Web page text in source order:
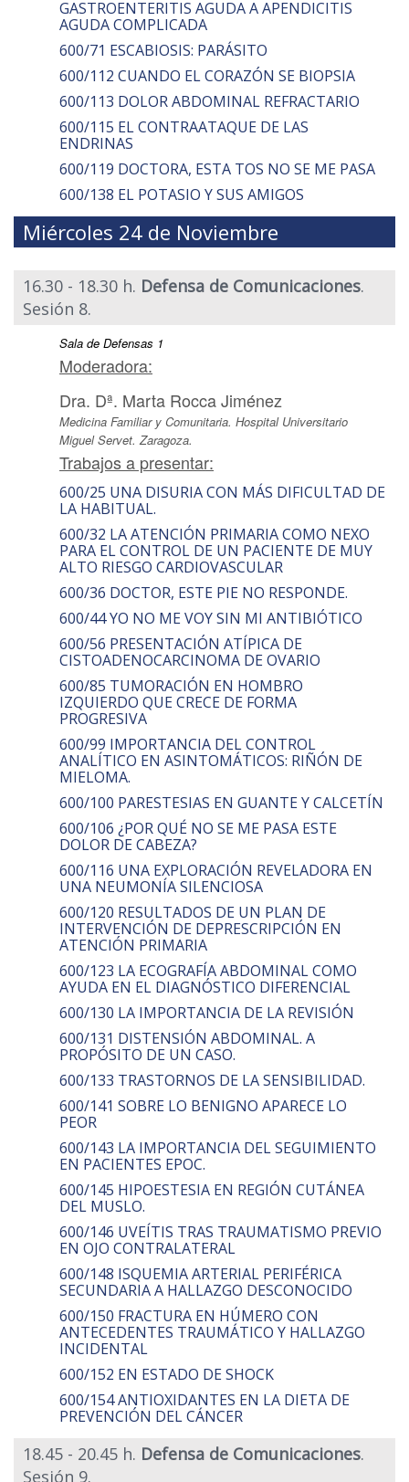
GASTROENTERITIS AGUDA A APENDICITIS
AGUDA COMPLICADA
600/71 ESCABIOSIS: PARÁSITO
600/112 CUANDO EL CORAZÓN SE BIOPSIA
600/113 DOLOR ABDOMINAL REFRACTARIO
600/115 EL CONTRAATAQUE DE LAS
ENDRINAS
600/119 DOCTORA, ESTA TOS NO SE ME PASA
600/138 EL POTASIO Y SUS AMIGOS
Miércoles 24 de Noviembre
16.30 - 18.30 h. Defensa de Comunicaciones.
Sesión 8.
Sala de Defensas 1
Moderadora:
Dra. Dª. Marta Rocca Jiménez
Medicina Familiar y Comunitaria. Hospital Universitario
Miguel Servet. Zaragoza.
Trabajos a presentar:
600/25 UNA DISURIA CON MÁS DIFICULTAD DE
LA HABITUAL.
600/32 LA ATENCIÓN PRIMARIA COMO NEXO
PARA EL CONTROL DE UN PACIENTE DE MUY
ALTO RIESGO CARDIOVASCULAR
600/36 DOCTOR, ESTE PIE NO RESPONDE.
600/44 YO NO ME VOY SIN MI ANTIBIÓTICO
600/56 PRESENTACIÓN ATÍPICA DE
CISTOADENOCARCINOMA DE OVARIO
600/85 TUMORACIÓN EN HOMBRO
IZQUIERDO QUE CRECE DE FORMA
PROGRESIVA
600/99 IMPORTANCIA DEL CONTROL
ANALÍTICO EN ASINTOMÁTICOS: RIÑÓN DE
MIELOMA.
600/100 PARESTESIAS EN GUANTE Y CALCETÍN
600/106 ¿POR QUÉ NO SE ME PASA ESTE
DOLOR DE CABEZA?
600/116 UNA EXPLORACIÓN REVELADORA EN
UNA NEUMONÍA SILENCIOSA
600/120 RESULTADOS DE UN PLAN DE
INTERVENCIÓN DE DEPRESCRIPCIÓN EN
ATENCIÓN PRIMARIA
600/123 LA ECOGRAFÍA ABDOMINAL COMO
AYUDA EN EL DIAGNÓSTICO DIFERENCIAL
600/130 LA IMPORTANCIA DE LA REVISIÓN
600/131 DISTENSIÓN ABDOMINAL. A
PROPÓSITO DE UN CASO.
600/133 TRASTORNOS DE LA SENSIBILIDAD.
600/141 SOBRE LO BENIGNO APARECE LO
PEOR
600/143 LA IMPORTANCIA DEL SEGUIMIENTO
EN PACIENTES EPOC.
600/145 HIPOESTESIA EN REGIÓN CUTÁNEA
DEL MUSLO.
600/146 UVEÍTIS TRAS TRAUMATISMO PREVIO
EN OJO CONTRALATERAL
600/148 ISQUEMIA ARTERIAL PERIFÉRICA
SECUNDARIA A HALLAZGO DESCONOCIDO
600/150 FRACTURA EN HÚMERO CON
ANTECEDENTES TRAUMÁTICO Y HALLAZGO
INCIDENTAL
600/152 EN ESTADO DE SHOCK
600/154 ANTIOXIDANTES EN LA DIETA DE
PREVENCIÓN DEL CÁNCER
18.45 - 20.45 h. Defensa de Comunicaciones.
Sesión 9.